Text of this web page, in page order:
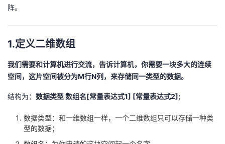
阵。
1.定义二维数组
我们需要和计算机进行交流，告诉计算机，你需要一块多大的连续
空间，这片空间被分为M行N列，来存储同一类型的数据。
结构为： 数据类型 数组名[常量表达式1] [常量表达式2];
数据类型：和一维数组一样，一个二维数组只可以存储一种类
型的数据；